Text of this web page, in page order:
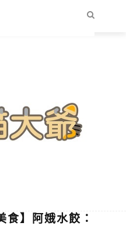
食】阿娥水餃：